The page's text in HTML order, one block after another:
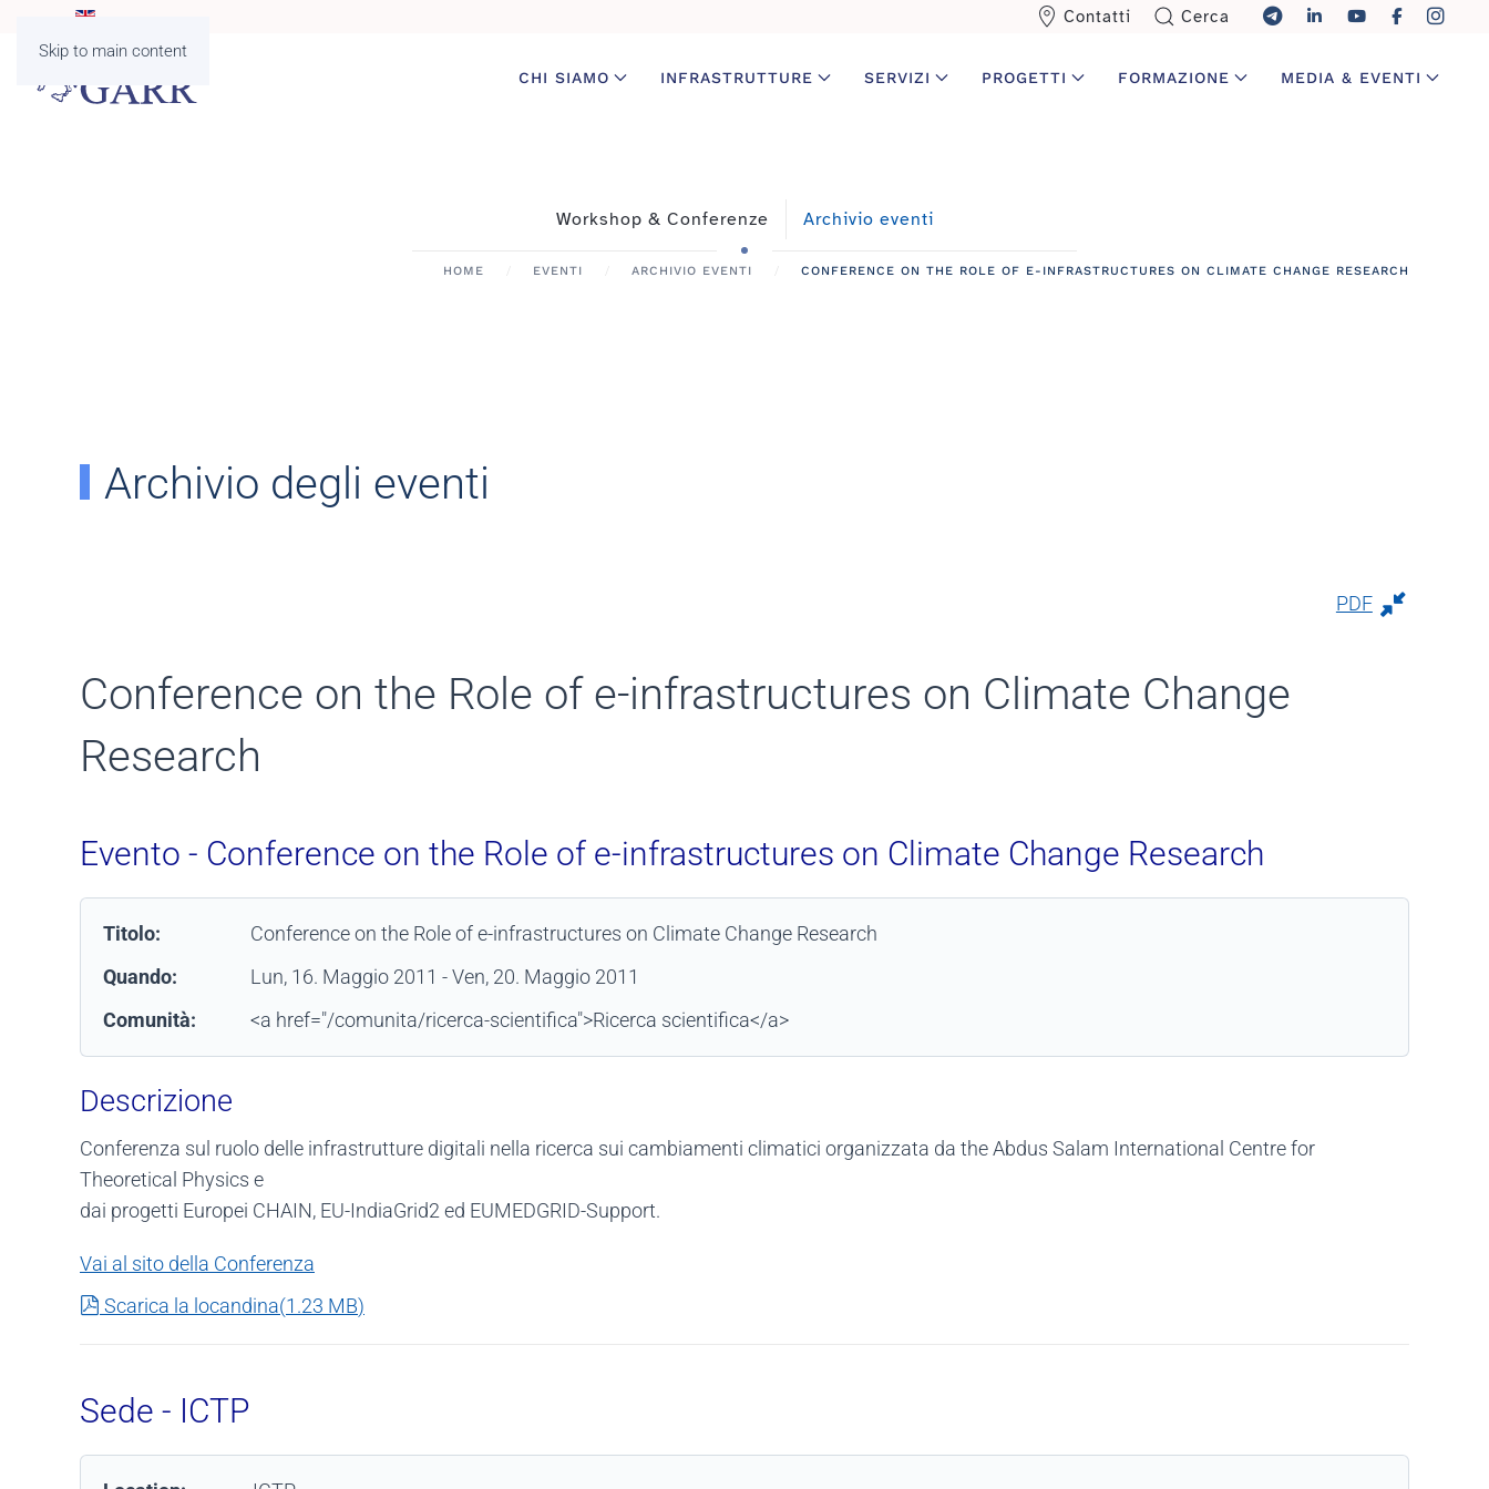
Skip to main content
Contatti Cerca
CHI SIAMO INFRASTRUTTURE SERVIZI PROGETTI FORMAZIONE MEDIA & EVENTI
Workshop & Conferenze Archivio eventi
HOME EVENTI ARCHIVIO EVENTI CONFERENCE ON THE ROLE OF E-INFRASTRUCTURES ON CLIMATE CHANGE RESEARCH
Archivio degli eventi
PDF
Conference on the Role of e-infrastructures on Climate Change
Research
Evento - Conference on the Role of e-infrastructures on Climate Change Research
Titolo:
Conference on the Role of e-infrastructures on Climate Change Research
Quando:
Lun, 16. Maggio 2011 - Ven, 20. Maggio 2011
Comunità:
<a href="/comunita/ricerca-scientifica">Ricerca scientifica</a>
Descrizione
Conferenza sul ruolo delle infrastrutture digitali nella ricerca sui cambiamenti climatici organizzata da the Abdus Salam International Centre for
Theoretical Physics e
dai progetti Europei CHAIN, EU-IndiaGrid2 ed EUMEDGRID-Support.
Vai al sito della Conferenza
pdf
Scarica la locandina(1.23 MB)
Sede - ICTP